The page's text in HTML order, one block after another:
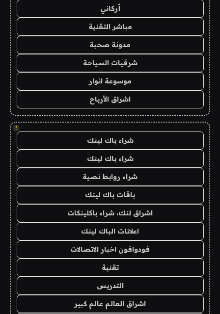
أركاني
مباشر التقنية
مدونة صحبة
شرقيات السياحة
موسوعة انوار
اشراق الأرباح
!
شراء باك لينك
شراء باك لينك
شراء روابط نصية
باقات باك لينك
اشراق لنك، شراء باكلينكات
اعلانات الباك لينك
فودوافون اخبار الاتصالات
تقنية
التدريس
اشراق العالم عالم كبير